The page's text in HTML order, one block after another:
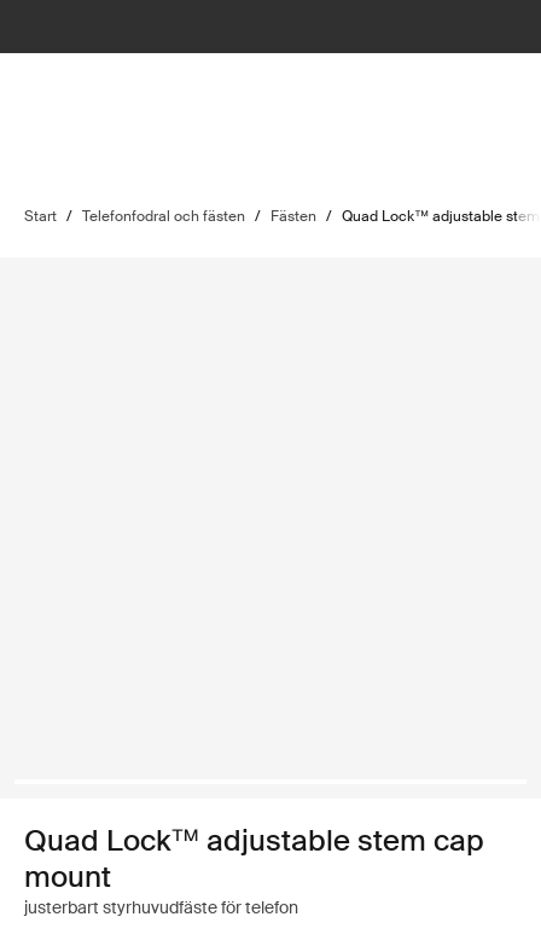
Start / Telefonfodral och fästen / Fästen / Quad Lock™ adjustable
Quad Lock™ adjustable stem cap
mount
justerbart styrhuvudfäste för telefon